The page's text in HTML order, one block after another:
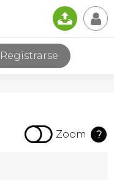
📤 👤
Registrarse
 Zoom ?